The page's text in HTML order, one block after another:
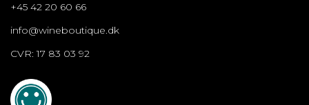
+45 42 20 60 66
info@wineboutique.dk
CVR: 17 83 03 92